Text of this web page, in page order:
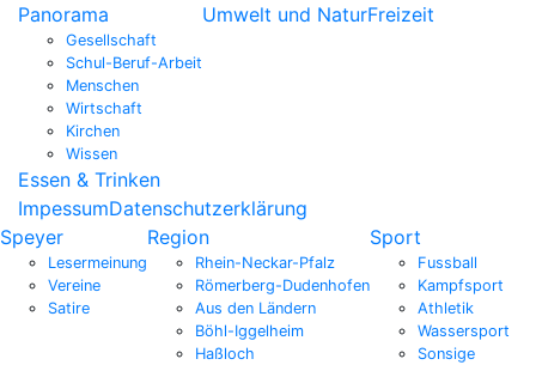
Panorama
Gesellschaft
Schul-Beruf-Arbeit
Menschen
Wirtschaft
Kirchen
Wissen
Umwelt und NaturFreizeit
Essen & Trinken
ImpessumDatenschutzerklärung
Speyer
Lesermeinung
Vereine
Satire
Region
Rhein-Neckar-Pfalz
Römerberg-Dudenhofen
Aus den Ländern
Böhl-Iggelheim
Haßloch
Sport
Fussball
Kampfsport
Athletik
Wassersport
Sonsige